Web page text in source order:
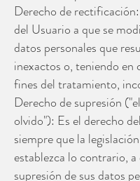
Derecho de
del Usuario a que se
datos personales que
inexactos o, teniendo en
fines del tratamiento,
Derecho de supresión
olvido"): Es el derecho
siempre que la
establezca lo contrario,
supresión de sus datos